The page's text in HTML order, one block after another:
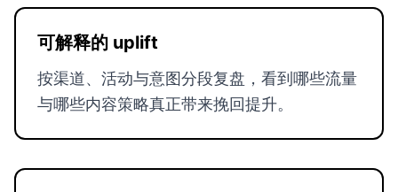
可解释的 uplift
按渠道、活动与意图分段复盘，看到哪些流量
与哪些内容策略真正带来挽回提升。